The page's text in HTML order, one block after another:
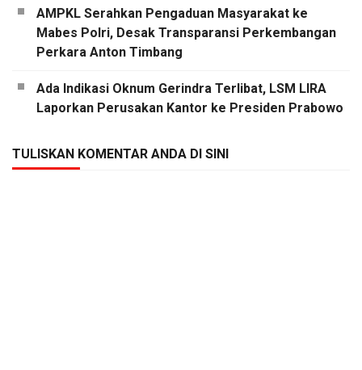
AMPKL Serahkan Pengaduan Masyarakat ke
Mabes Polri, Desak Transparansi Perkembangan
Perkara Anton Timbang
Ada Indikasi Oknum Gerindra Terlibat, LSM LIRA
Laporkan Perusakan Kantor ke Presiden Prabowo
TULISKAN KOMENTAR ANDA DI SINI